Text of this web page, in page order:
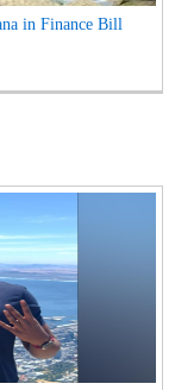
in Finance Bill